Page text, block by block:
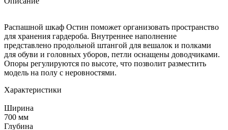
Распашной шкаф Остин поможет организовать пространство
для хранения гардероба. Внутреннее наполнение
представлено продольной штангой для вешалок и полками
для обуви и головных уборов, петли оснащены доводчиками.
Опоры регулируются по высоте, что позволит разместить
модель на полу с неровностями.
Характеристики
Ширина
700 мм
Глубина